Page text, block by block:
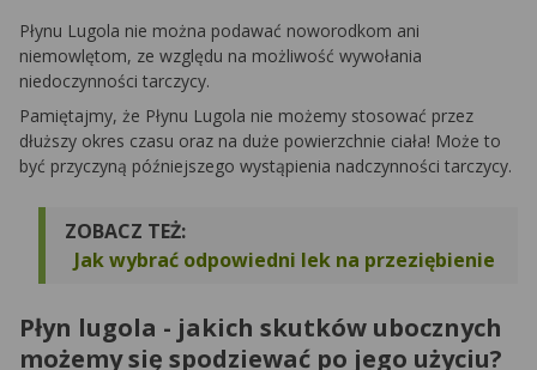
Płynu Lugola nie można podawać noworodkom ani
niemowlętom, ze względu na możliwość wywołania
niedoczynności tarczycy.
Pamiętajmy, że Płynu Lugola nie możemy stosować przez
dłuższy okres czasu oraz na duże powierzchnie ciała! Może to
być przyczyną późniejszego wystąpienia nadczynności tarczycy.
ZOBACZ TEŻ:
Jak wybrać odpowiedni lek na przeziębienie
Płyn lugola - jakich skutków ubocznych
możemy się spodziewać po jego użyciu?